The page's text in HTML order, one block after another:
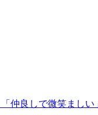
仲良しで微笑ましい